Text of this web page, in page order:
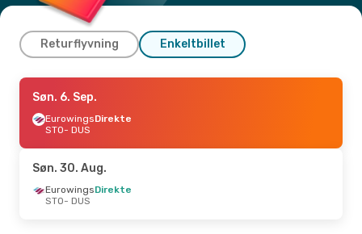
Returflyvning Enkeltbillet
Tor. 17. Sep.
EurowingsDirekte
STO- DUS
DUS- STO
Søn. 6. Sep.
EurowingsDirekte
STO- DUS
Søn. 30. Aug.
EurowingsDirekte
STO- DUS